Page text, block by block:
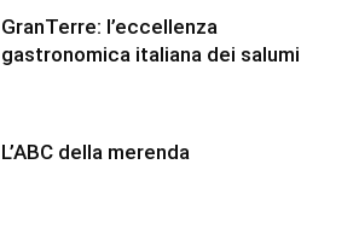
GranTerre: l’eccellenza
gastronomica italiana dei salumi
L’ABC della merenda